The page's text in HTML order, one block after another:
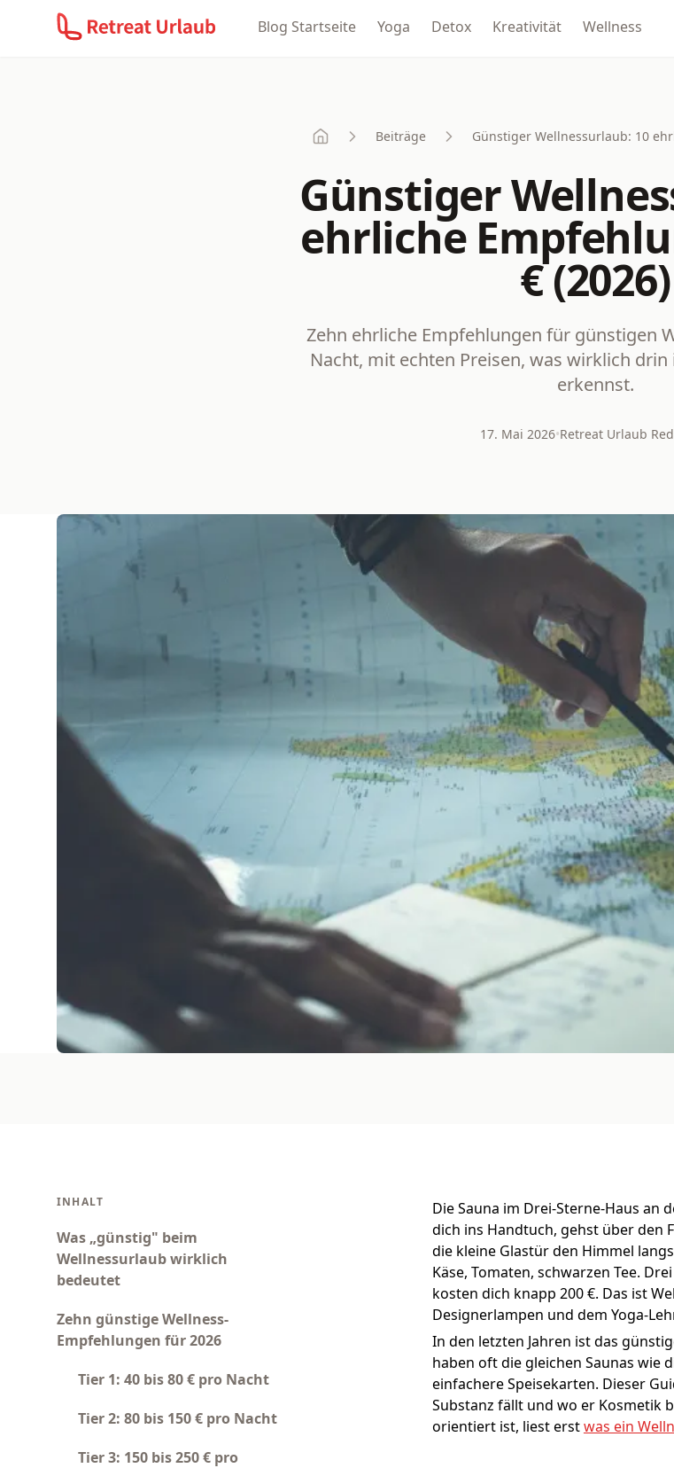
Blog Startseite Yoga Detox Kreativität Wellness
Beiträge Günstiger Wellnessurlaub: 10
Günstiger
ehrliche
€ (2026)
Zehn ehrliche Empfehlungen für günstigen
Nacht, mit echten Preisen, was wirklich
erkennst.
17. Mai 2026•Retreat Urlaub
INHALT
Was „günstig" beim
Wellnessurlaub wirklich
bedeutet
Zehn günstige Wellness-
Empfehlungen für 2026
Tier 1: 40 bis 80 € pro Nacht
Tier 2: 80 bis 150 € pro Nacht
Tier 3: 150 bis 250 € pro
Die Sauna im Drei-Sterne-Haus an
dich ins Handtuch, gehst über den
die kleine Glastür den Himmel
Käse, Tomaten, schwarzen Tee.
kosten dich knapp 200 €. Das ist
Designerlampen und dem Yoga-
In den letzten Jahren ist das
haben oft die gleichen Saunas wie
einfachere Speisekarten. Dieser
Substanz fällt und wo er Kosmetik
orientiert ist, liest erstwas ein